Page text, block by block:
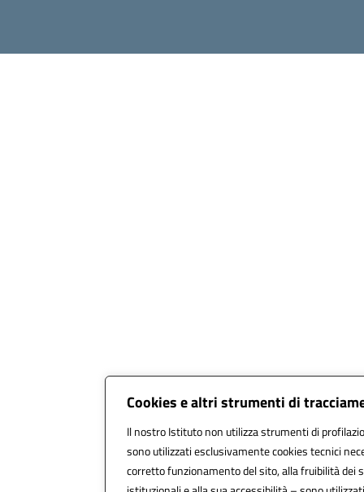
Cookies e altri strumenti di
Il nostro Istituto non utilizza strumenti di
sono utilizzati esclusivamente cookies tecnici
corretto funzionamento del sito, alla fruibilità dei